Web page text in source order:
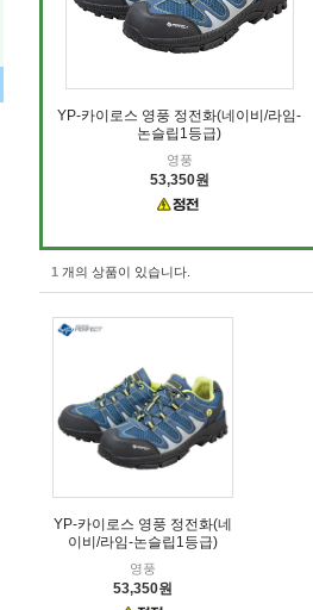
YP-카이로스 영풍 정전화(네이비/라임-
논슬립1등급)
영풍
53,350원
1 개의 상품이 있습니다.
YP-카이로스 영풍 정전화(네
이비/라임-논슬립1등급)
영풍
53,350원